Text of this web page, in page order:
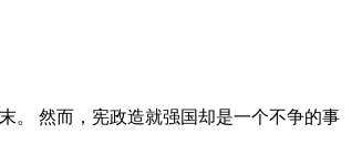
。 然而，宪政造就强国却是一个不争的事